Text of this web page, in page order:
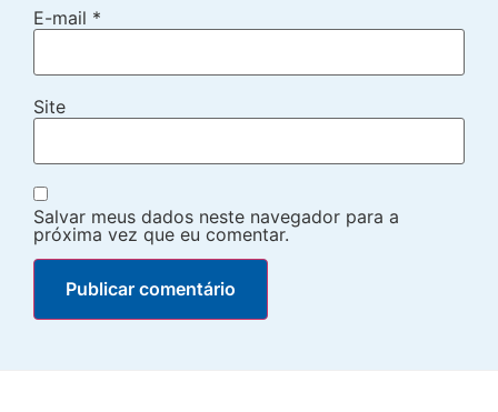
E-mail *
Site
Salvar meus dados neste navegador para a
próxima vez que eu comentar.